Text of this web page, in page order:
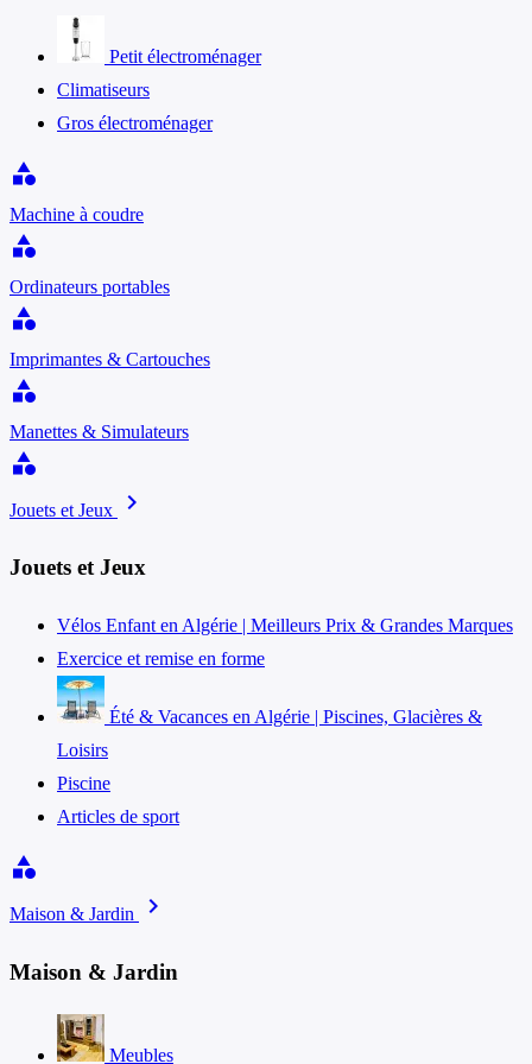
Petit électroménager
Climatiseurs
Gros électroménager
category
Machine à coudre
category
Ordinateurs portables
category
Imprimantes & Cartouches
category
Manettes & Simulateurs
category
Jouets et Jeux chevron_right
Jouets et Jeux
Vélos Enfant en Algérie | Meilleurs Prix & Grandes Marques
Exercice et remise en forme
Été & Vacances en Algérie | Piscines, Glacières &
Loisirs
Piscine
Articles de sport
category
Maison & Jardin chevron_right
Maison & Jardin
Meubles